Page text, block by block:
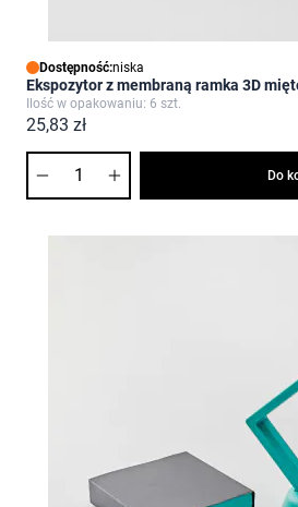
Dostępność:niska
Ekspozytor z membraną ramka 3D
Ilość w opakowaniu: 6 szt.
25,83 zł
Do